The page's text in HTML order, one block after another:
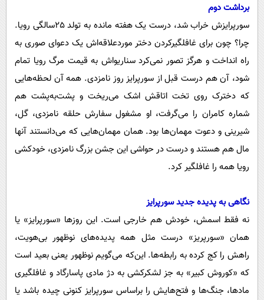
برداشت دوم
سورپرایز‌ش خراب شد، درست یک هفته مانده به تولد ٢٥سالگی رویا.
چرا؟ چون برای غافلگیرکردن دختر موردعلاقه‌اش یک دعوای صوری به
راه انداخت و هرگز تصور نمی‌کرد سناریو‌اش به قیمت مرگ رویا تمام
شود، آن هم درست قبل از سورپرایز روز نامزدی. همه آن لحظه‌هایی
که دخترک روی تخت اتاقش اشک می‌ریخت و پشت‌به‌پشت هم
شماره کامران را می‌گرفت، او مشغول سفارش حلقه نامزدی، گل،
شیرینی و دعوت مهمان‌ها بود. همان مهمان‌هایی که می‌دانستند آنها
مال هم هستند و درست در حواشی این جشن بزرگ نامزدی، خودکشی
رویا همه را غافلگیر کرد.
نگاهی به پدیده جدید سورپرایز
نه فقط اسمش، خودش هم خارجی است. این روزها «سورپرایز» یا
همان «سورپریز» درست مثل همه پدیده‌های نوظهور بی‌هویت،
راهش را کج کرده به رابطه‌ها. این‌که می‌گویم نوظهور یعنی بعید است
که «کوروش کبیر» به جز لشکرکشی به دژ مادی پاسارگاد و غافلگیری
مادها، جنگ‌ها و فتح‌هایش را براساس سورپرایز کنونی چیده باشد یا